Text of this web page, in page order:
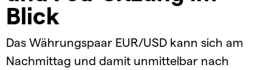
Blick
Das Währungspaar EUR/USD kann sich am
Nachmittag und damit unmittelbar nach